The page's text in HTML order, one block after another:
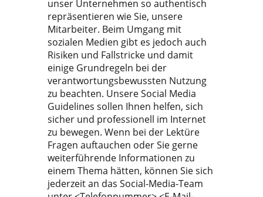
unser Unternehmen so authentisch
repräsentieren wie Sie, unsere
Mitarbeiter. Beim Umgang mit
sozialen Medien gibt es jedoch auch
Risiken und Fallstricke und damit
einige Grundregeln bei der
verantwortungsbewussten Nutzung
zu beachten. Unsere Social Media
Guidelines sollen Ihnen helfen, sich
sicher und professionell im Internet
zu bewegen. Wenn bei der Lektüre
Fragen auftauchen oder Sie gerne
weiterführende Informationen zu
einem Thema hätten, können Sie sich
jederzeit an das Social-Media-Team